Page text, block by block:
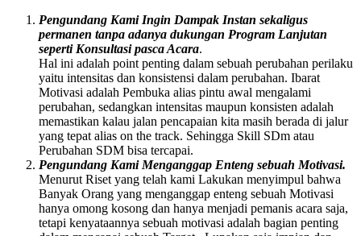
Pengundang Kami Ingin Dampak Instan sekaligus
permanen tanpa adanya dukungan Program Lanjutan
seperti Konsultasi pasca Acara.
Hal ini adalah point penting dalam sebuah perubahan perilaku
yaitu intensitas dan konsistensi dalam perubahan. Ibarat
Motivasi adalah Pembuka alias pintu awal mengalami
perubahan, sedangkan intensitas maupun konsisten adalah
memastikan kalau jalan pencapaian kita masih berada di jalur
yang tepat alias on the track. Sehingga Skill SDm atau
Perubahan SDM bisa tercapai.
Pengundang Kami Menganggap Enteng sebuah Motivasi.
Menurut Riset yang telah kami Lakukan menyimpul bahwa
Banyak Orang yang menganggap enteng sebuah Motivasi
hanya omong kosong dan hanya menjadi pemanis acara saja,
tetapi kenyataannya sebuah motivasi adalah bagian penting